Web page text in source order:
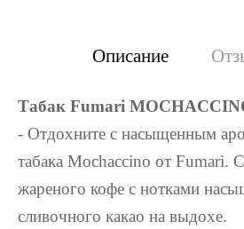
Описание
Табак Fumari
- Отдохните с насыщенным
табака Mochaccino от Fumari.
жареного кофе с нотками
сливочного какао на выдохе.